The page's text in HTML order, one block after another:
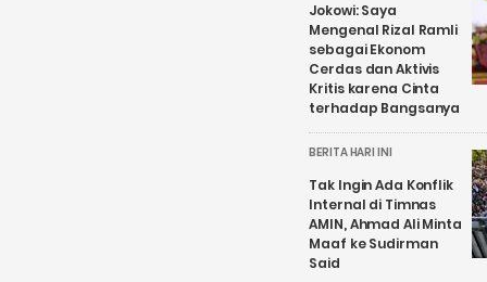
Jokowi: Saya
Mengenal Rizal Ramli
sebagai Ekonom
Cerdas dan Aktivis
Kritis karena Cinta
terhadap Bangsanya
BERITA HARI INI
Tak Ingin Ada Konflik
Internal di Timnas
AMIN, Ahmad Ali Minta
Maaf ke Sudirman
Said